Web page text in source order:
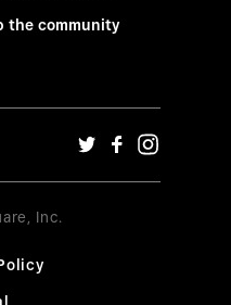
the community
Inc.